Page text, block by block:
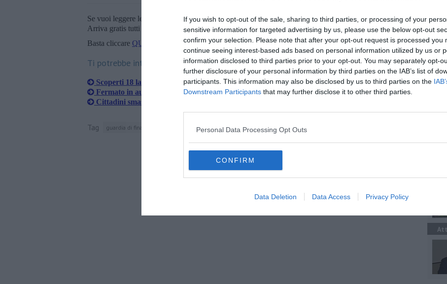
If you wish to opt-out of the sale, sharing to third parties, or processing of your
sensitive information for targeted advertising by us, please use the below opt-out
confirm your selection. Please note that after your opt-out request is processed you
continue seeing interest-based ads based on personal information utilized by us or
information disclosed to third parties prior to your opt-out. You may separately opt-
further disclosure of your personal information by third parties on the IAB’s list of
participants. This information may also be disclosed by us to third parties on the
Downstream Participants that may further disclose it to other third parties.
Personal Data Processing Opt Outs
CONFIRM
Data Deletion Data Access Privacy Policy
Se vuoi leggere le notizie principali della Toscana iscriviti allaNewsletter QUInews - ToscanaMedia.
Arriva gratis tutti i giorni alle 20:00 direttamente nella tua casella di posta.
Basta cliccare QUI
Ti potrebbe interessare anche:
Scoperti 18 lavoratori in nero, maxi sanzioni
Fermato in auto con orologi di lusso ma tutti falsi
Cittadini smascherano supermercato della droga in un garage
Tag guardia di finanza procura europea